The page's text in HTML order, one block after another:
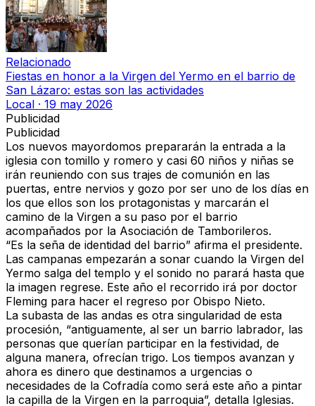
Relacionado
Fiestas en honor a la Virgen del Yermo en el barrio de
San Lázaro: estas son las actividades
Local · 19 may 2026
Publicidad
Publicidad
Los nuevos mayordomos prepararán la entrada a la
iglesia con tomillo y romero y casi 60 niños y niñas se
irán reuniendo con sus trajes de comunión en las
puertas, entre nervios y gozo por ser uno de los días en
los que ellos son los protagonistas y marcarán el
camino de la Virgen a su paso por el barrio
acompañados por la Asociación de Tamborileros.
“Es la seña de identidad del barrio” afirma el presidente.
Las campanas empezarán a sonar cuando la Virgen del
Yermo salga del templo y el sonido no parará hasta que
la imagen regrese. Este año el recorrido irá por doctor
Fleming para hacer el regreso por Obispo Nieto.
La subasta de las andas es otra singularidad de esta
procesión, “antiguamente, al ser un barrio labrador, las
personas que querían participar en la festividad, de
alguna manera, ofrecían trigo. Los tiempos avanzan y
ahora es dinero que destinamos a urgencias o
necesidades de la Cofradía como será este año a pintar
la capilla de la Virgen en la parroquia”, detalla Iglesias.